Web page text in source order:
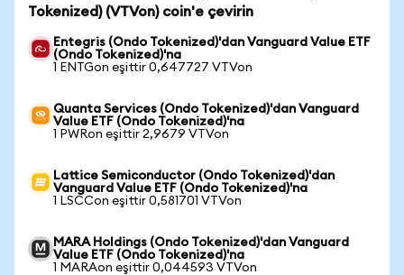
Tokenized) (VTVon) coin'e çevirin
Entegris (Ondo Tokenized)'dan Vanguard Value ETF
(Ondo Tokenized)'na
1 ENTGon eşittir 0,647727 VTVon
Quanta Services (Ondo Tokenized)'dan Vanguard
Value ETF (Ondo Tokenized)'na
1 PWRon eşittir 2,9679 VTVon
Lattice Semiconductor (Ondo Tokenized)'dan
Vanguard Value ETF (Ondo Tokenized)'na
1 LSCCon eşittir 0,581701 VTVon
MARA Holdings (Ondo Tokenized)'dan Vanguard
Value ETF (Ondo Tokenized)'na
1 MARAon eşittir 0,044593 VTVon